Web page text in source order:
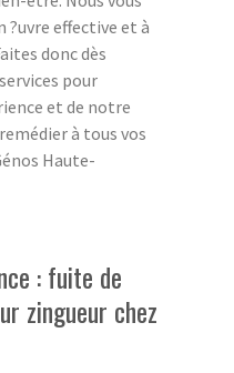
?uvre effective et à
donc dès
pour
et de notre
à tous vos
Haute-
: fuite de
zingueur chez